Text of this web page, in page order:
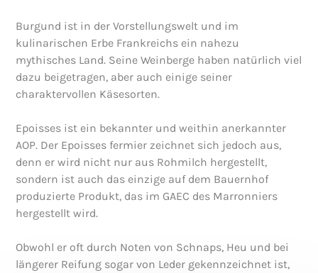
Burgund ist in der Vorstellungswelt und im
kulinarischen Erbe Frankreichs ein nahezu
mythisches Land. Seine Weinberge haben natürlich viel
dazu beigetragen, aber auch einige seiner
charaktervollen Käsesorten.
Epoisses ist ein bekannter und weithin anerkannter
AOP. Der Epoisses fermier zeichnet sich jedoch aus,
denn er wird nicht nur aus Rohmilch hergestellt,
sondern ist auch das einzige auf dem Bauernhof
produzierte Produkt, das im GAEC des Marronniers
hergestellt wird.
Obwohl er oft durch Noten von Schnaps, Heu und bei
längerer Reifung sogar von Leder gekennzeichnet ist,